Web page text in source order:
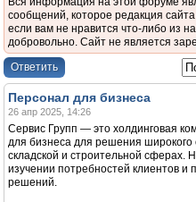
сообщений, которое редакция
если вам не нравится что-либо из
добровольно. Сайт не является
Ответить
Персонал для бизнеса
26 апр 2025, 14:26
Сервис Групп — это холдинговая
для бизнеса для решения широкого
складской и строительной
изучении потребностей клиентов
решений.